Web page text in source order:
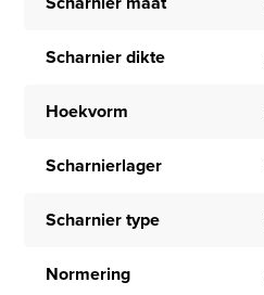
Scharnier dikte
Hoekvorm
Scharnierlager
Scharnier type
Normering